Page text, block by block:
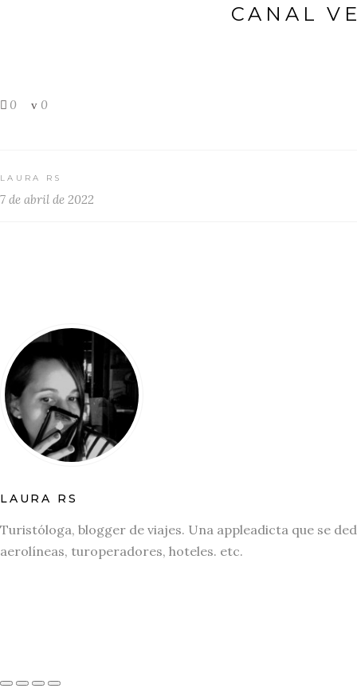
CANAL
0 0
LAURA RS
7 de abril de 2022
LAURA RS
Turistóloga, blogger de viajes. Una appleadicta que se
aerolíneas, turoperadores, hoteles. etc.